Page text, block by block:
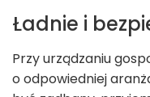
Ładnie i
Przy urządzaniu
o odpowiedniej